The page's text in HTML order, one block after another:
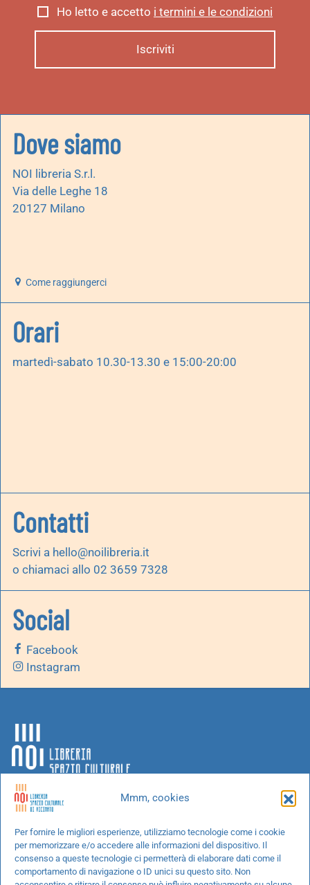
Mmm, cookies
Per fornire le migliori esperienze, utilizziamo tecnologie come i cookie
per memorizzare e/o accedere alle informazioni del dispositivo. Il
consenso a queste tecnologie ci permetterà di elaborare dati come il
comportamento di navigazione o ID unici su questo sito. Non
Ho letto e accetto i termini e le condizioni
Dove siamo
NOI libreria S.r.l.
Via delle Leghe 18
20127 Milano
Come raggiungerci
Orari
martedì-sabato 10.30-13.30 e 15:00-20:00
Contatti
Scrivi a hello@noilibreria.it
o chiamaci allo 02 3659 7328
Social
Facebook
Instagram
Chi siamo
Progetti speciali
Richiedi un libro